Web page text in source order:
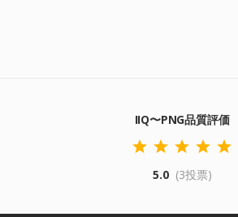
IIQ〜PNG品質評価
5.0 (3投票)